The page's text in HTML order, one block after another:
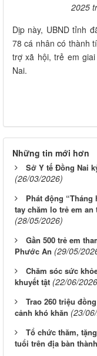
2025
Dịp này, UBND tỉnh
78 cá nhân có thành
trợ xã hội, trẻ em
Nai.
Những tin mới hơn
Sở Y tế Đồng Nai
(26/03/2026)
Phát động “Tháng
tay chăm lo trẻ em
(28/05/2026)
Gần 500 trẻ em
Phước An (29/05/
Chăm sóc sức
khuyết tật (22/06/
Trao 260 triệu
cảnh khó khăn (23/
Tổ chức thăm,
tuổi trên địa bàn